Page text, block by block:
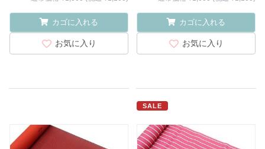
カゴに入れる
お気に入り
カゴに入れる
お気に入り
SALE